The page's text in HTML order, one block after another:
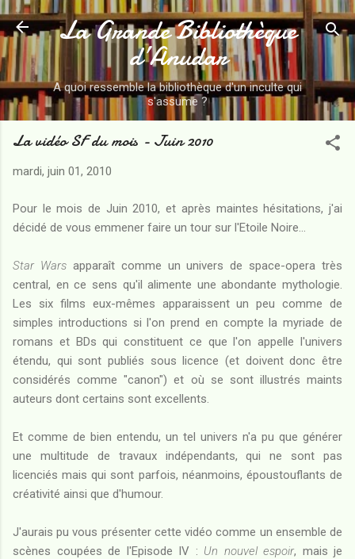
Accéder au contenu principal
La Grande Bibliothèque
d’Anudar
A quoi ressemble la bibliothèque d'un inculte qui
s'assume ?
La vidéo SF du mois - Juin 2010
mardi, juin 01, 2010
Pour le mois de Juin 2010, et après maintes hésitations, j'ai
décidé de vous emmener faire un tour sur l'Etoile Noire...
Star Warsapparaît comme un univers de space-opera très
central, en ce sens qu'il alimente une abondante mythologie.
Les six films eux-mêmes apparaissent un peu comme de
simples introductions si l'on prend en compte la myriade de
romans et BDs qui constituent ce que l'on appelle l'univers
étendu, qui sont publiés sous licence (et doivent donc être
considérés comme "canon") et où se sont illustrés maints
auteurs dont certains sont excellents.
Et comme de bien entendu, un tel univers n'a pu que générer
une multitude de travaux indépendants, qui ne sont pas
licenciés mais qui sont parfois, néanmoins, époustouflants de
créativité ainsi que d'humour.
J'aurais pu vous présenter cette vidéo comme un ensemble de
scènes coupées de l'Episode IV : Un nouvel espoir, mais je